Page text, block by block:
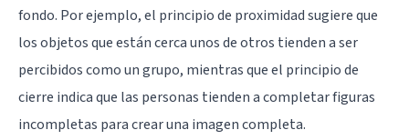
fondo. Por ejemplo, el principio de proximidad sugiere que
los objetos que están cerca unos de otros tienden a ser
percibidos como un grupo, mientras que el principio de
cierre indica que las personas tienden a completar figuras
incompletas para crear una imagen completa.